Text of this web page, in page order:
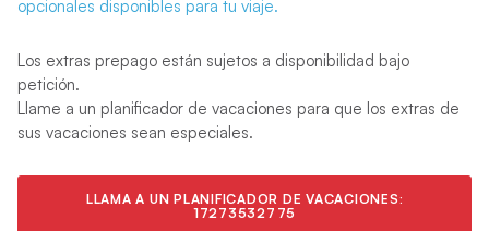
opcionales disponibles para tu viaje.
Los extras prepago están sujetos a disponibilidad bajo
petición.
Llame a un planificador de vacaciones para que los extras de
sus vacaciones sean especiales.
LLAMA A UN PLANIFICADOR DE VACACIONES:
17273532775